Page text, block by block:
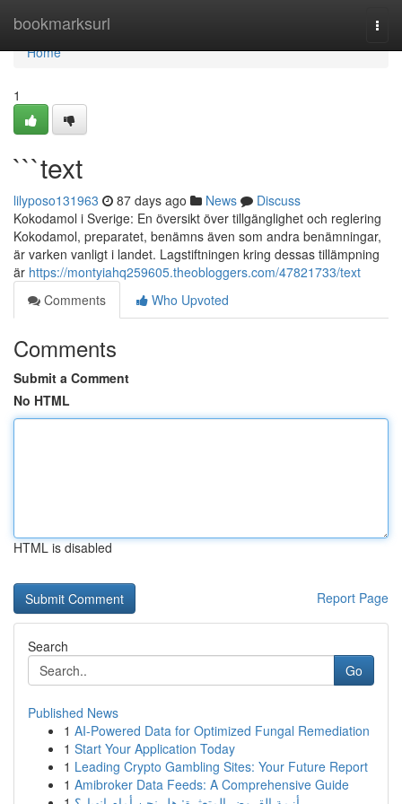
bookmarksurl
Home
Home
1
```text
lilyposo131963 87 days ago News
Discuss
Kokodamol i Sverige: En översikt över tillgänglighet och reglering
Kokodamol, preparatet, benämns även som andra benämningar,
är varken vanligt i landet. Lagstiftningen kring dessas tillämpning
är https://montyiahq259605.theobloggers.com/47821733/text
Comments
Who Upvoted
Comments
Submit a Comment
No HTML
HTML is disabled
Report Page
Search
Go
Published News
1 AI-Powered Data for Optimized Fungal Remediation
1 Start Your Application Today
1 Leading Crypto Gambling Sites: Your Future Report
1 Amibroker Data Feeds: A Comprehensive Guide